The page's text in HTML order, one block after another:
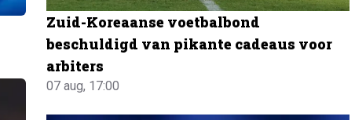
Zuid-Koreaanse voetbalbond
beschuldigd van pikante cadeaus voor
arbiters
07 aug, 17:00